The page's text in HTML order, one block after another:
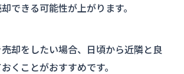
できる可能性が上がります。
却をしたい場合、日頃から近隣と良
くことがおすすめです。